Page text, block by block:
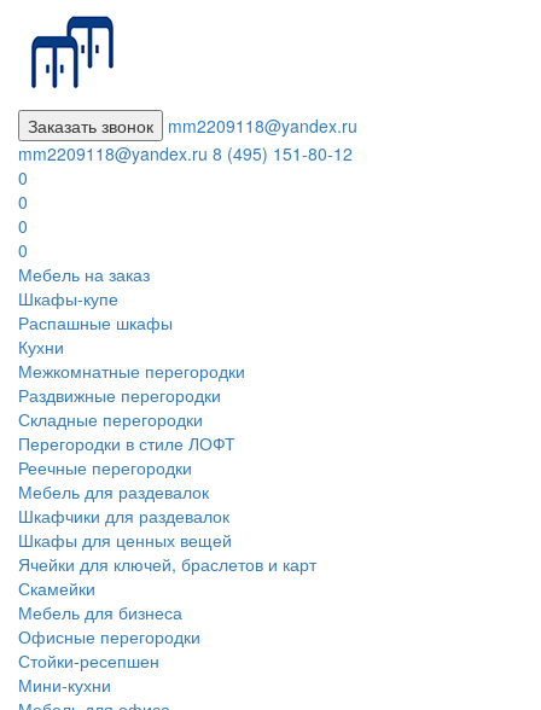
Заказать звонок
mm2209118@yandex.ru
mm2209118@yandex.ru 8 (495) 151-80-12
0
0
0
0
Мебель на заказ
Шкафы-купе
Распашные шкафы
Кухни
Межкомнатные перегородки
Раздвижные перегородки
Складные перегородки
Перегородки в стиле ЛОФТ
Реечные перегородки
Мебель для раздевалок
Шкафчики для раздевалок
Шкафы для ценных вещей
Ячейки для ключей, браслетов и карт
Скамейки
Мебель для бизнеса
Офисные перегородки
Стойки-ресепшен
Мини-кухни